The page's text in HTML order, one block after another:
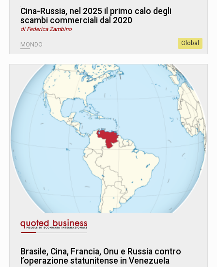
Cina-Russia, nel 2025 il primo calo degli
scambi commerciali dal 2020
di Federica Zambino
MONDO Global
Brasile, Cina, Francia, Onu e Russia contro
l’operazione statunitense in Venezuela